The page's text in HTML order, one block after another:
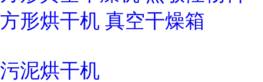
方形烘干机 真空干燥箱
污泥烘干机